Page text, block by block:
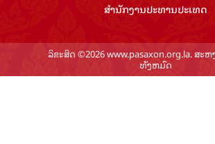
ສຳ​ນັກ​ງານ​ປະ​ທານ​ປະ​ເທດ
ລິຂະສິດ ©2026 www.pasaxon.org.la. ສະຫ
ທັງຫມົດ